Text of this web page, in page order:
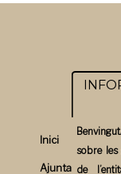
Inici
Ajuntament
sobre les
de